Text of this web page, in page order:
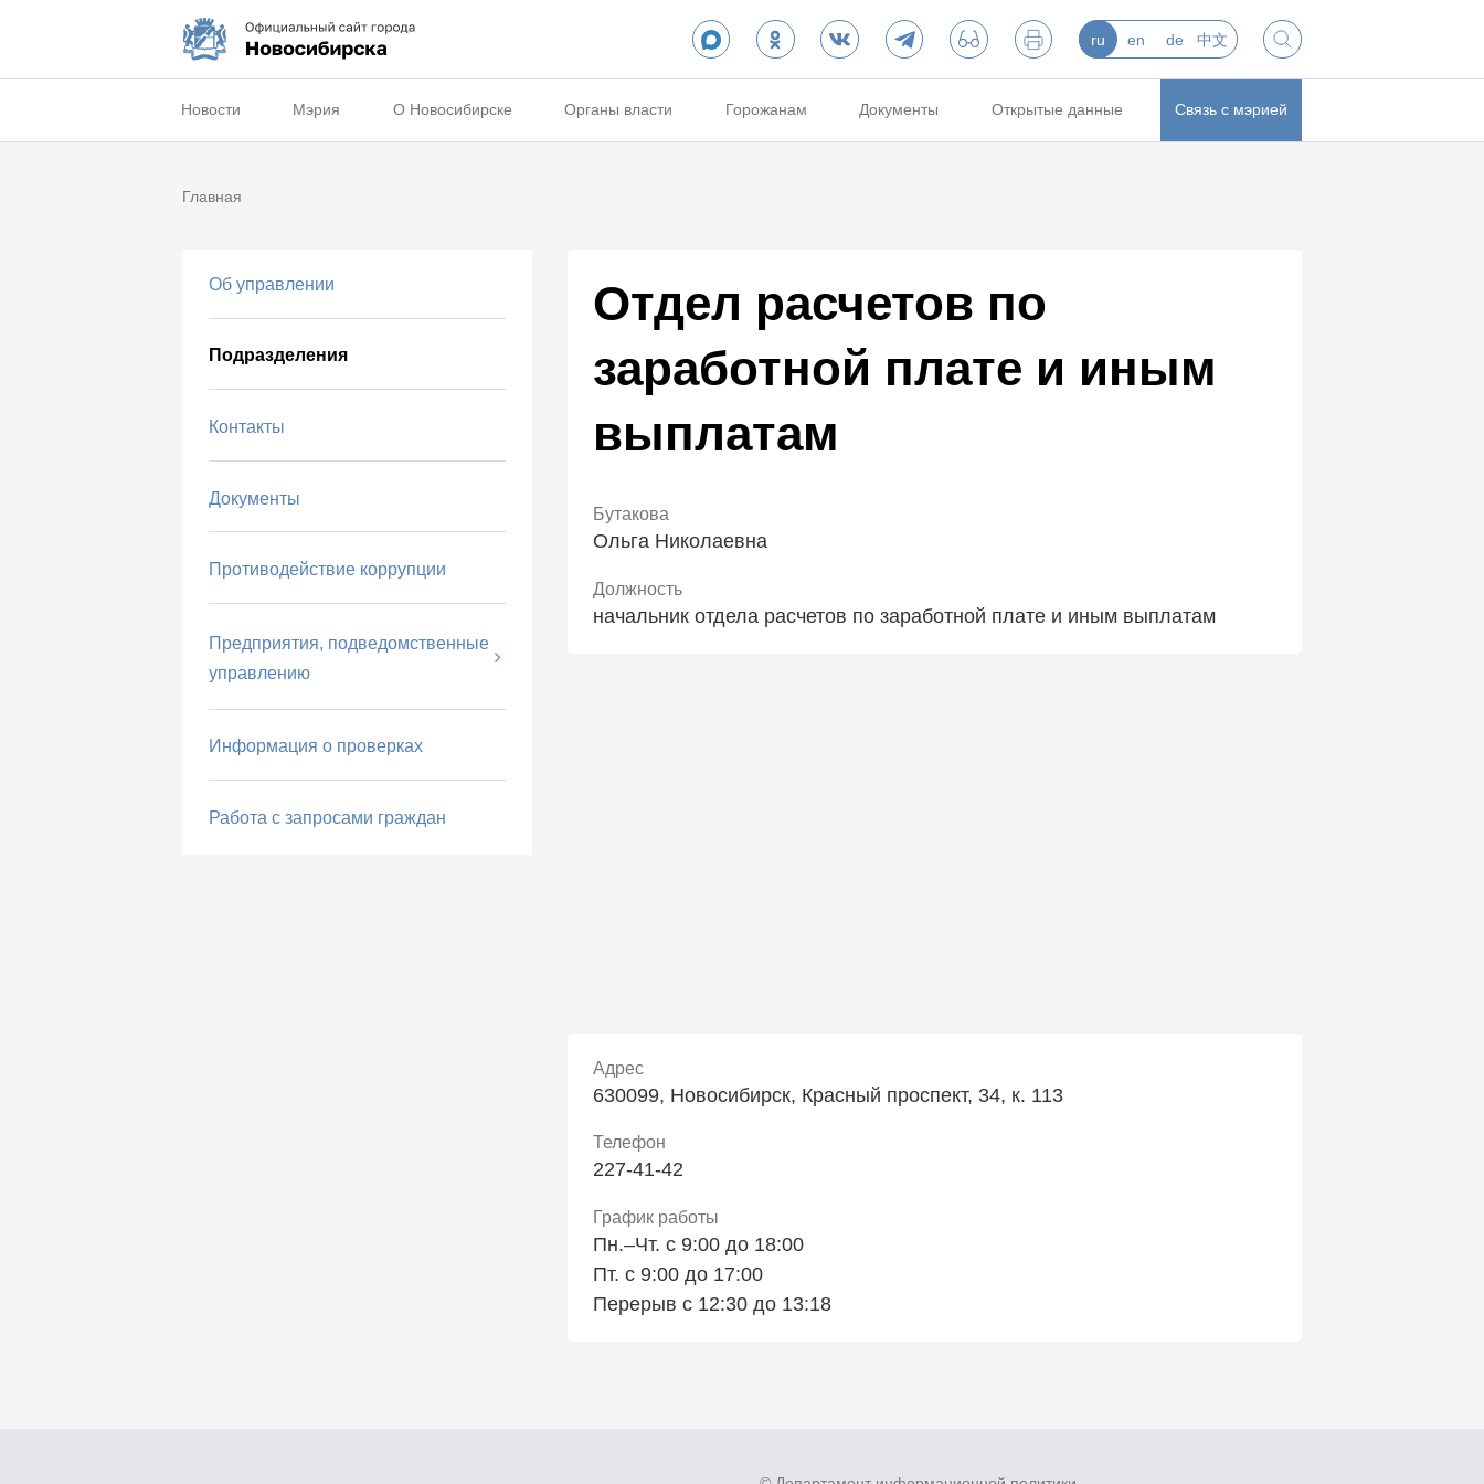
ru en de 中文
Новости Мэрия О Новосибирске Органы власти Горожанам Документы Открытые данные Связь с мэрией
Главная
Об управлении
Подразделения
Контакты
Документы
Противодействие коррупции
Предприятия, подведомственные
управлению
Информация о проверках
Работа с запросами граждан
Отдел расчетов по
заработной плате и иным
выплатам
Бутакова
Ольга Николаевна
Должность
начальник отдела расчетов по заработной плате и иным выплатам
Адрес
630099, Новосибирск, Красный проспект, 34, к. 113
Телефон
227-41-42
График работы
Пн.–Чт. с 9:00 до 18:00
Пт. с 9:00 до 17:00
Перерыв с 12:30 до 13:18